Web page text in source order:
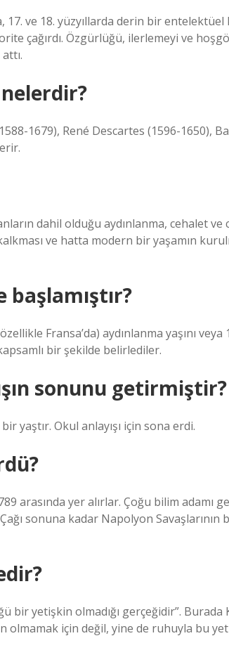
17. ve 18. yüzyıllarda derin bir entelektüel
çağırdı. Özgürlüğü, ilerlemeyi ve
nelerdir?
1679), René Descartes (1596-1650),
dahil olduğu aydınlanma, cehalet ve
ve hatta modern bir yaşamın
başlamıştır?
Fransa’da) aydınlanma yaşını veya
bir şekilde belirlediler.
sonunu getirmiştir?
yaştır. Okul anlayışı için sona erdi.
arasında yer alırlar. Çoğu bilim adamı
sonuna kadar Napolyon Savaşlarının
bir yetişkin olmadığı gerçeğidir”. Burada
olmamak için değil, yine de ruhuyla bu